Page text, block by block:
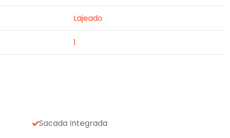
Lajeado
1
Sacada Integrada